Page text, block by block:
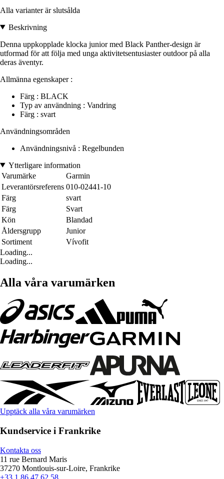
Alla varianter är slutsålda
Beskrivning
Denna uppkopplade klocka junior med Black Panther-design är
utformad för att följa med unga aktivitetsentusiaster outdoor på alla
deras äventyr.
Allmänna egenskaper :
Färg : BLACK
Typ av användning : Vandring
Färg : svart
Användningsområden
Användningsnivå : Regelbunden
Ytterligare information
Varumärke
Garmin
Leverantörsreferens 010-02441-10
Färg
svart
Färg
Svart
Kön
Blandad
Åldersgrupp
Junior
Sortiment
Vívofit
Loading...
Loading...
Alla våra varumärken
Upptäck alla våra varumärken
Kundservice i Frankrike
Kontakta oss
11 rue Bernard Maris
37270 Montlouis-sur-Loire, Frankrike
+33 1 86 47 62 58